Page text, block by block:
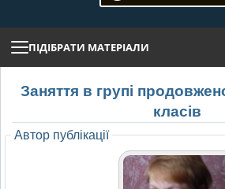
ПІДІБРАТИ МАТЕРІАЛИ
Заняття в групі
класів
Автор публікації